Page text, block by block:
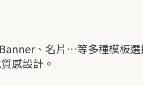
、名片…等多種模板
感設計。